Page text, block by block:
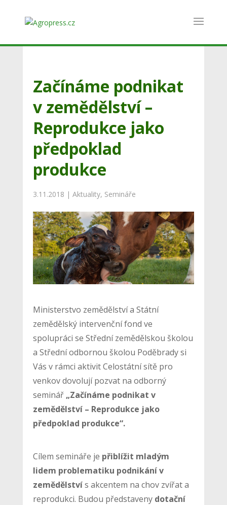
Začínáme podnikat
v zemědělství –
Reprodukce jako
předpoklad
produkce
3.11.2018 | Aktuality, Semináře
Ministerstvo zemědělství a Státní
zemědělský intervenční fond ve
spolupráci se Střední zemědělskou školou
a Střední odbornou školou Poděbrady si
Vás v rámci aktivit Celostátní sítě pro
venkov dovolují pozvat na odborný
seminář „Začínáme podnikat v
zemědělství – Reprodukce jako
předpoklad produkce“.
Cílem semináře je přiblížit mladým
lidem problematiku podnikání v
zemědělstvís akcentem na chov zvířat a
reprodukci. Budou představenydotační